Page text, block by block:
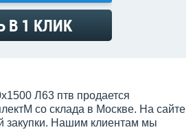
В 1 КЛИК
Л63 птв продается
со склада в Москве. На сайте
закупки. Нашим клиентам мы